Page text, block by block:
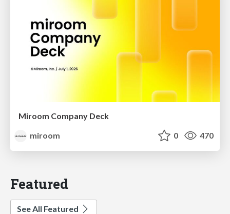
Miroom Company Deck
miroom
0 470
Featured
See All Featured